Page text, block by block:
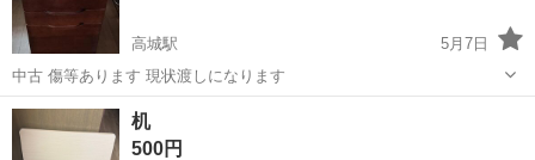
高城駅
5月7日
中古 傷等あります 現状渡しになります
大分 大分市
机
500円